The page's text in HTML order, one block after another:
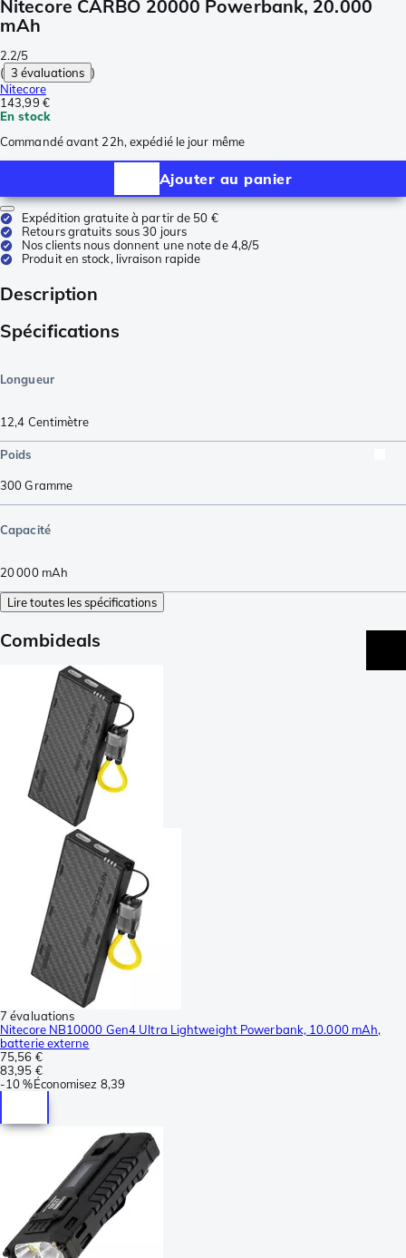
Nitecore CARBO 20000 Powerbank, 20.000
mAh
2.2/5
( 3 évaluations )
Nitecore
143,99 €
En stock
Commandé avant 22h, expédié le jour même
Ajouter au panier
Expédition gratuite à partir de 50 €
Retours gratuits sous 30 jours
Nos clients nous donnent une note de 4,8/5
Produit en stock, livraison rapide
Description
Spécifications
Longueur
12,4 Centimètre
Poids
300Gramme
Capacité
20 000mAh
Lire toutes les spécifications
Combideals
7 évaluations
Nitecore NB10000 Gen4 Ultra Lightweight Powerbank, 10.000 mAh,
batterie externe
75,56 €
83,95 €
-10 %Économisez 8,39